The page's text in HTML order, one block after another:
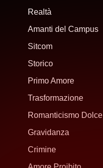
Realtà
Amanti del Campus
Sitcom
Storico
Primo Amore
Trasformazione
Romanticismo Dolce
Gravidanza
Crimine